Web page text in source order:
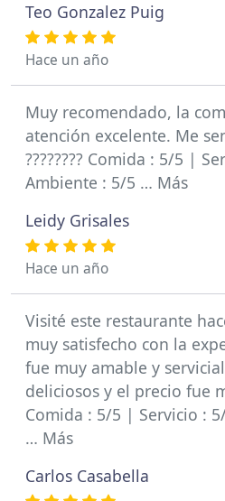
Teo Gonzalez Puig
Hace un año
Muy recomendado, la
atención excelente. Me
???????? Comida : 5/5 |
Ambiente : 5/5 … Más
Leidy Grisales
Hace un año
Visité este restaurante
muy satisfecho con la
fue muy amable y
deliciosos y el precio fue
Comida : 5/5 | Servicio :
… Más
Carlos Casabella